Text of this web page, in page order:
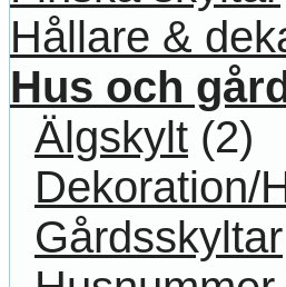
Hållare &
Hus och
Älgskylt (2)
Dekoration/
Gårdsskyltar